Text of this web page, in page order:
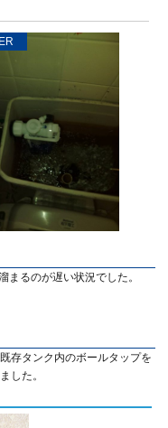
まるのが遅い状況でした。
存タンク内のボールタップを
した。